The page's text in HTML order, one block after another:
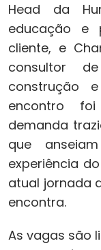
Head da
educação e
cliente, e
consultor
construção
encontro
demanda
que
experiência
atual jornada
encontra.
As vagas são